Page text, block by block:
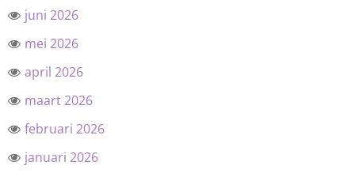
juni 2026
mei 2026
april 2026
maart 2026
februari 2026
januari 2026